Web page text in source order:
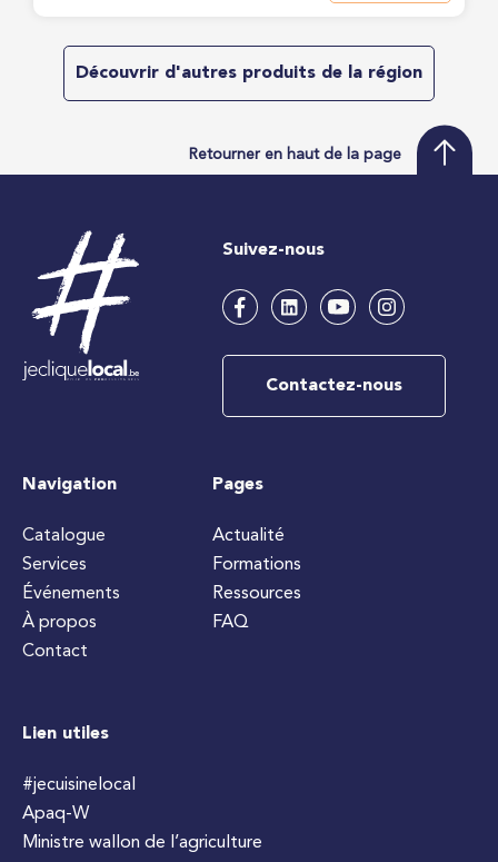
Découvrir d'autres produits de la région
Retourner en haut de la page
Suivez-nous
Contactez-nous
Navigation
Catalogue
Services
Événements
À propos
Contact
Pages
Actualité
Formations
Ressources
FAQ
Lien utiles
#jecuisinelocal
Apaq-W
Ministre wallon de l’agriculture